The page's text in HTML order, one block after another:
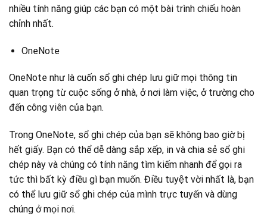
nhiều tính năng giúp các bạn có một bài trình chiếu hoàn
chỉnh nhất.
OneNote
OneNote như là cuốn sổ ghi chép lưu giữ mọi thông tin
quan trọng từ cuộc sống ở nhà, ở nơi làm việc, ở trường cho
đến công viên của bạn.
Trong OneNote, sổ ghi chép của bạn sẽ không bao giờ bị
hết giấy. Bạn có thể dễ dàng sắp xếp, in và chia sẻ sổ ghi
chép này và chúng có tính năng tìm kiếm nhanh để gọi ra
tức thì bất kỳ điều gì bạn muốn. Điều tuyệt vời nhất là, bạn
có thể lưu giữ sổ ghi chép của mình trực tuyến và dùng
chúng ở mọi nơi.